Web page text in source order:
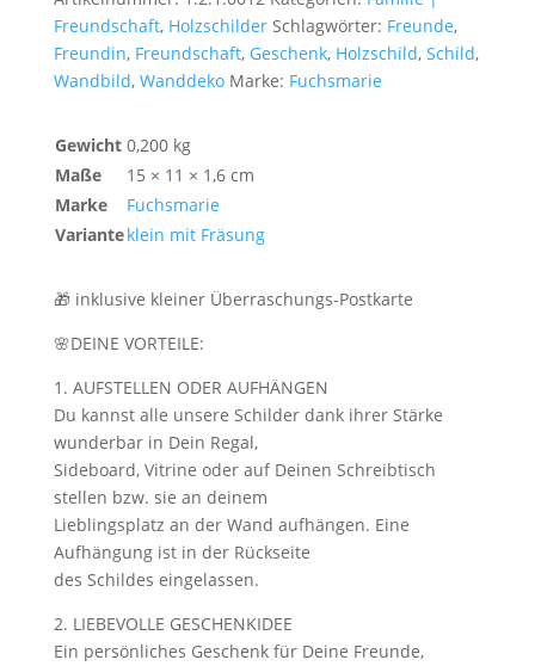
Freundschaft, Holzschilder Schlagwörter: Freunde,
Freundin, Freundschaft, Geschenk, Holzschild, Schild,
Wandbild, Wanddeko Marke: Fuchsmarie
Gewicht 0,200 kg
Maße
15 × 11 × 1,6 cm
Marke
Fuchsmarie
Varianteklein mit Fräsung
🎁 inklusive kleiner Überraschungs-Postkarte
🌸DEINE VORTEILE:
1. AUFSTELLEN ODER AUFHÄNGEN
Du kannst alle unsere Schilder dank ihrer Stärke
wunderbar in Dein Regal,
Sideboard, Vitrine oder auf Deinen Schreibtisch
stellen bzw. sie an deinem
Lieblingsplatz an der Wand aufhängen. Eine
Aufhängung ist in der Rückseite
des Schildes eingelassen.
2. LIEBEVOLLE GESCHENKIDEE
Ein persönliches Geschenk für Deine Freunde,